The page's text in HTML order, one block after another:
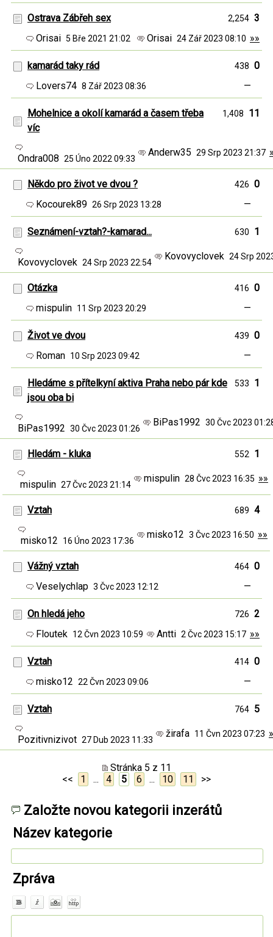
Ostrava Zábřeh sex 2,254 3
Orisai 5 Bře 2021 21:02 Orisai 24 Zář 2023 08:10 »»
kamarád taky rád 438 0
Lovers74 8 Zář 2023 08:36 —
Mohelnice a okolí kamarád a časem třeba
víc
1,408 11
Ondra008 25 Úno 2022 09:33
Anderw35 29 Srp 2023 21:37
Někdo pro život ve dvou ? 426 0
Kocourek89 26 Srp 2023 13:28 —
Seznámení-vztah?-kamarad... 630 1
Kovovyclovek 24 Srp 2023 22:54
Kovovyclovek 24 Srp
Otázka 416 0
mispulin 11 Srp 2023 20:29 —
Život ve dvou 439 0
Roman 10 Srp 2023 09:42 —
Hledáme s přítelkyní aktiva Praha nebo pár kde
jsou oba bi
533 1
BiPas1992 30 Čvc 2023 01:26
BiPas1992 30 Čvc 2023
Hledám - kluka 552 1
mispulin 27 Čvc 2023 21:14
mispulin 28 Čvc 2023 16:35 »»
Vztah 689 4
misko12 16 Úno 2023 17:36
misko12 3 Čvc 2023 16:50 »»
Vážný vztah 464 0
Veselychlap 3 Čvc 2023 12:12 —
On hledá jeho 726 2
Floutek 12 Čvn 2023 10:59 Antti 2 Čvc 2023 15:17 »»
Vztah 414 0
misko12 22 Čvn 2023 09:06 —
Vztah 764 5
Pozitivnizivot 27 Dub 2023 11:33
žirafa 11 Čvn 2023 07:23
Stránka 5 z 11
<<
1 ... 4 5 6 ... 10 11 >>
Založte novou kategorii inzerátů
Název kategorie
Zpráva